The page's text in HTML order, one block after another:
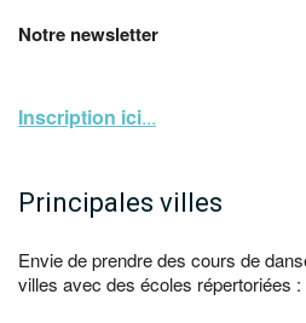
Notre newsletter
Inscription ici...
Principales villes
Envie de prendre des cours de
villes avec des écoles répertoriées :